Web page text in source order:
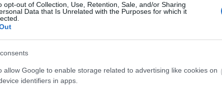
opt-out of Collection, Use, Retention, Sale, and/or Sharing
Data that Is Unrelated with the Purposes for which it
allow Google to enable storage related to advertising like cookies on
identifiers in apps.
Papírszínház mesedélelőtt gyermekeknek,
Csóka Judit meseterapeuta. A meseolvasás egész
Könyvtár Ünnepi Könyvhét